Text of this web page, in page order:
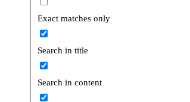
Exact matches only
Search in title
Search in content